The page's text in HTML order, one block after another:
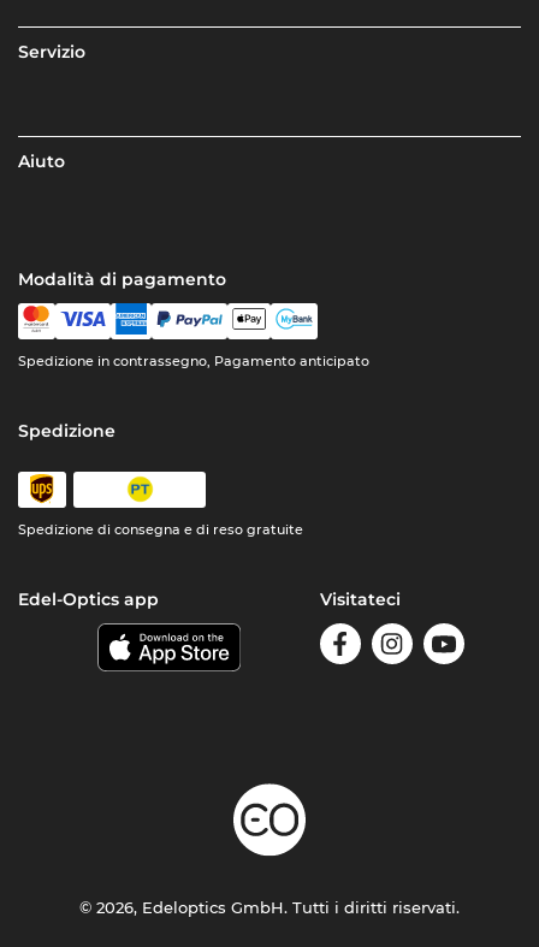
Servizio
Aiuto
Modalità di pagamento
Spedizione in contrassegno, Pagamento anticipato
Spedizione
Spedizione di consegna e di reso gratuite
Edel-Optics app Visitateci
© 2026, Edeloptics GmbH. Tutti i diritti riservati.